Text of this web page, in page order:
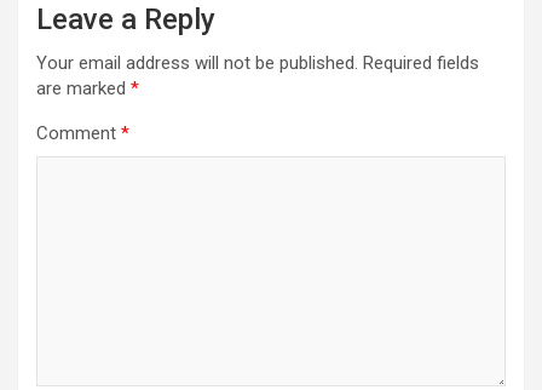
Leave a Reply
Your email address will not be published. Required fields
are marked *
Comment *